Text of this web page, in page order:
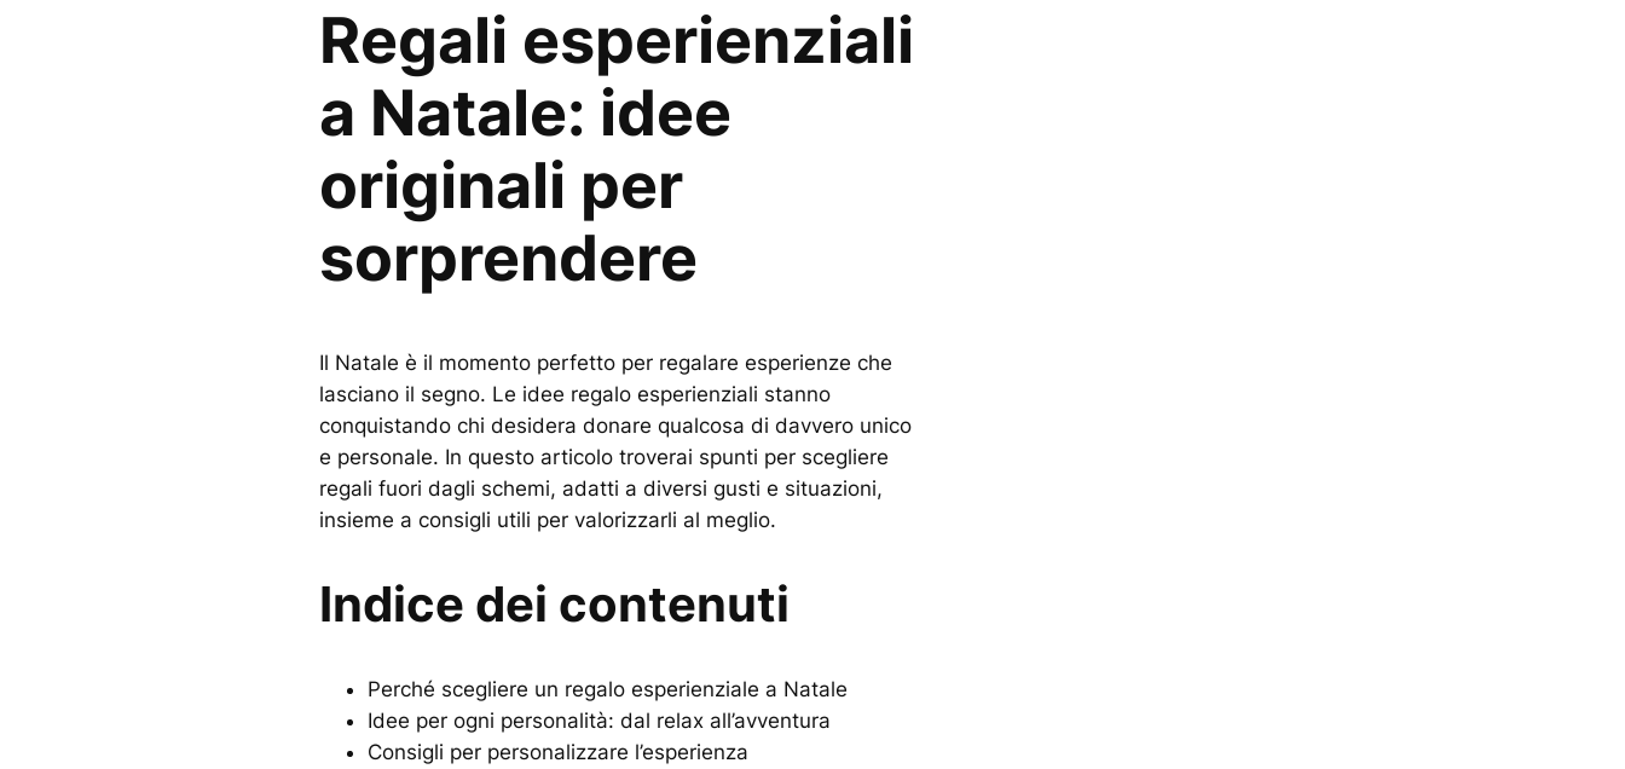
Regali esperienziali
a Natale: idee
originali per
sorprendere
Il Natale è il momento perfetto per regalare esperienze che
lasciano il segno. Le idee regalo esperienziali stanno
conquistando chi desidera donare qualcosa di davvero unico
e personale. In questo articolo troverai spunti per scegliere
regali fuori dagli schemi, adatti a diversi gusti e situazioni,
insieme a consigli utili per valorizzarli al meglio.
Indice dei contenuti
Perché scegliere un regalo esperienziale a Natale
Idee per ogni personalità: dal relax all’avventura
Consigli per personalizzare l’esperienza